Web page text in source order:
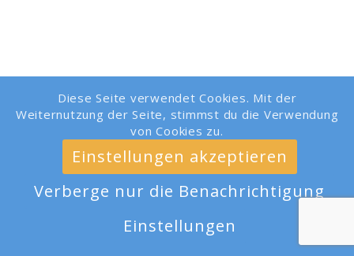
Diese Seite verwendet Cookies. Mit der
Weiternutzung der Seite, stimmst du die Verwendung
von Cookies zu.
Einstellungen akzeptieren
Verberge nur die Benachrichtigung
Einstellungen
Author: Felix Kuechler